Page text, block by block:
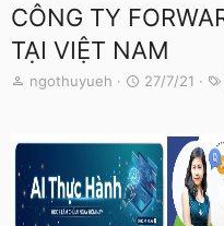
CÔNG TY
TẠI VIỆT NAM
T
d
s
ngothuyueh
N
g
ử
i
27/7/21